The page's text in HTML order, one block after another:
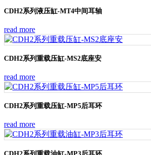
CDH2系列液压缸-MT4中间耳轴
read more
CDH2系列重载压缸-MS2底座安
read more
CDH2系列重载压缸-MP5后耳环
read more